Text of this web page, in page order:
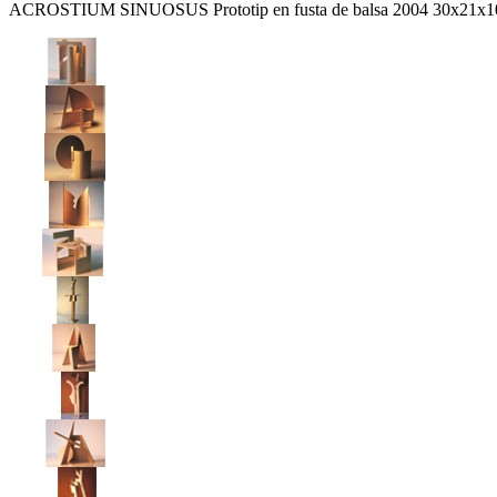
ACROSTIUM SINUOSUS Prototip en fusta de balsa 2004